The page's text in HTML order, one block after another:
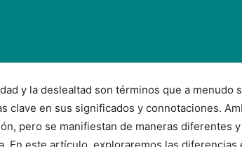
y la deslealtad son términos que a
clave en sus significados y connotaciones.
pero se manifiestan de maneras diferentes